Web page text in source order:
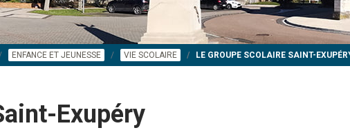
ENFANCE ET JEUNESSE VIE SCOLAIRE LE GROUPE SCOLAIRE SAINT-
Exupéry